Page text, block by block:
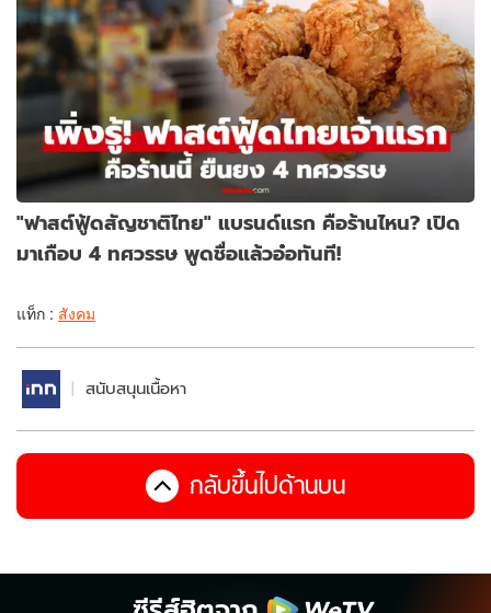
"ฟาสต์ฟู้ดสัญชาติไทย" แบรนด์แรก คือร้านไหน? เปิด
มาเกือบ 4 ทศวรรษ พูดชื่อแล้วอ๋อทันที!
แท็ก : สังคม
สนับสนุนเนื้อหา
กลับขึ้นไปด้านบน